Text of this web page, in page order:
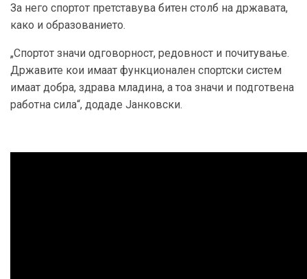
За него спортот претставува битен столб на државата,
како и образованието.
„Спортот значи одговорност, редовност и почитување.
Државите кои имаат функционален спортски систем
имаат добра, здрава младина, а тоа значи и подготвена
работна сила“, додаде Јанковски.